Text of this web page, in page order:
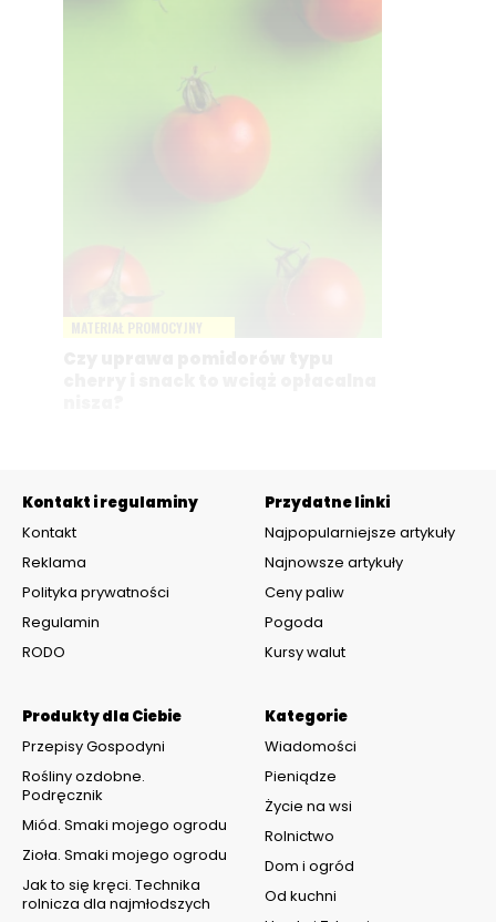
Kontakt i regulaminy
Kontakt
Reklama
Polityka prywatności
Regulamin
RODO
Kategorie
Wiadomości
Pieniądze
Życie na wsi
Rolnictwo
Dom i ogród
Od kuchni
Produkty dla Ciebie
Przepisy Gospodyni
Rośliny ozdobne.
Podręcznik
Miód. Smaki mojego ogrodu
Zioła. Smaki mojego ogrodu
Jak to się kręci. Technika
rolnicza dla najmłodszych
Przydatne linki
Najpopularniejsze artykuły
Najnowsze artykuły
Ceny paliw
Pogoda
Kursy walut